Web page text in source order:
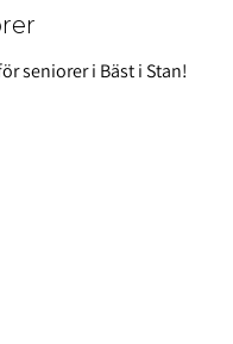
seniorer i Bäst i Stan!